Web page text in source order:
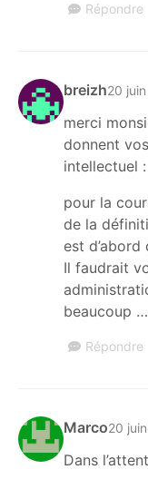
Répondre
breizh20
merci
donnent
intellectuel
pour la
de la
est
Il faudrait
beaucoup …
Répondre
Marco20
Dans